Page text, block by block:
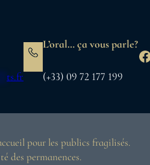
ts.fr
L’oral… ça vous parle?
(+33) 09 72 177 199
pour les publics fragilisés.
des permanences.